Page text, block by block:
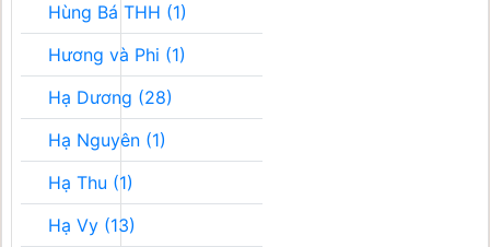
Hùng Bá THH (1)
Hương và Phi (1)
Hạ Dương (28)
Hạ Nguyên (1)
Hạ Thu (1)
Hạ Vy (13)